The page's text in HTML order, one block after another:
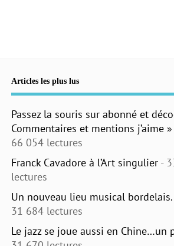
Articles les plus lus
Passez la souris sur abonné et
Commentaires et mentions j’aime »
66 054 lectures
Franck Cavadore à l’Art singulier -
lectures
Un nouveau lieu musical bordelais.
31 684 lectures
Le jazz se joue aussi en Chine…un